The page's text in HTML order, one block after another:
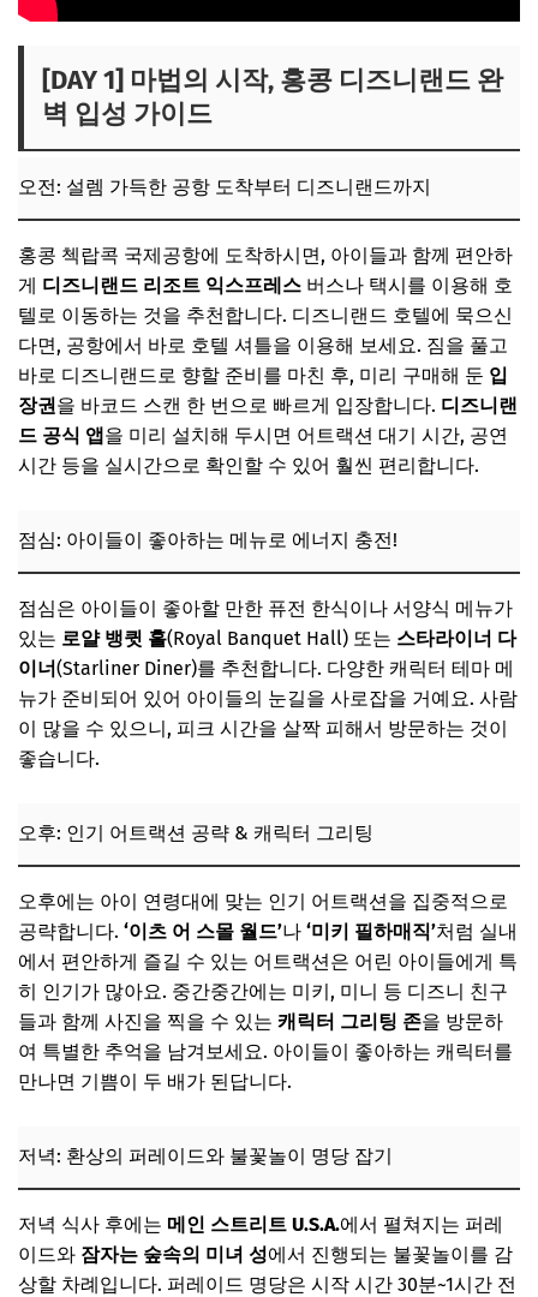
[DAY 1] 마법의 시작, 홍콩 디즈니랜드 완
벽 입성 가이드
오전: 설렘 가득한 공항 도착부터 디즈니랜드까지
홍콩 첵랍콕 국제공항에 도착하시면, 아이들과 함께 편안하
게 디즈니랜드 리조트 익스프레스 버스나 택시를 이용해 호
텔로 이동하는 것을 추천합니다. 디즈니랜드 호텔에 묵으신
다면, 공항에서 바로 호텔 셔틀을 이용해 보세요. 짐을 풀고
바로 디즈니랜드로 향할 준비를 마친 후, 미리 구매해 둔 입
장권을 바코드 스캔 한 번으로 빠르게 입장합니다. 디즈니랜
드 공식 앱을 미리 설치해 두시면 어트랙션 대기 시간, 공연
시간 등을 실시간으로 확인할 수 있어 훨씬 편리합니다.
점심: 아이들이 좋아하는 메뉴로 에너지 충전!
점심은 아이들이 좋아할 만한 퓨전 한식이나 서양식 메뉴가
있는 로얄 뱅큇 홀(Royal Banquet Hall) 또는 스타라이너 다
이너(Starliner Diner)를 추천합니다. 다양한 캐릭터 테마 메
뉴가 준비되어 있어 아이들의 눈길을 사로잡을 거예요. 사람
이 많을 수 있으니, 피크 시간을 살짝 피해서 방문하는 것이
좋습니다.
오후: 인기 어트랙션 공략 & 캐릭터 그리팅
오후에는 아이 연령대에 맞는 인기 어트랙션을 집중적으로
공략합니다. ‘이츠 어 스몰 월드’나 ‘미키 필하매직’처럼 실내
에서 편안하게 즐길 수 있는 어트랙션은 어린 아이들에게 특
히 인기가 많아요. 중간중간에는 미키, 미니 등 디즈니 친구
들과 함께 사진을 찍을 수 있는 캐릭터 그리팅 존을 방문하
여 특별한 추억을 남겨보세요. 아이들이 좋아하는 캐릭터를
만나면 기쁨이 두 배가 된답니다.
저녁: 환상의 퍼레이드와 불꽃놀이 명당 잡기
저녁 식사 후에는 메인 스트리트 U.S.A.에서 펼쳐지는 퍼레
이드와 잠자는 숲속의 미녀 성에서 진행되는 불꽃놀이를 감
상할 차례입니다. 퍼레이드 명당은 시작 시간 30분~1시간 전